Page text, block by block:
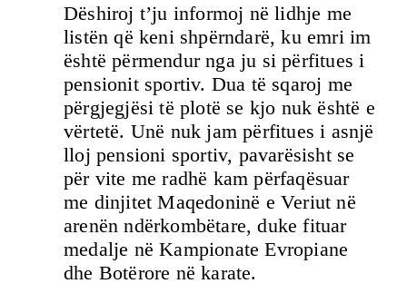
Dëshiroj t’ju informoj në lidhje me
listën që keni shpërndarë, ku emri im
është përmendur nga ju si përfitues i
pensionit sportiv. Dua të sqaroj me
përgjegjësi të plotë se kjo nuk është e
vërtetë. Unë nuk jam përfitues i asnjë
lloj pensioni sportiv, pavarësisht se
për vite me radhë kam përfaqësuar
me dinjitet Maqedoninë e Veriut në
arenën ndërkombëtare, duke fituar
medalje në Kampionate Evropiane
dhe Botërore në karate.